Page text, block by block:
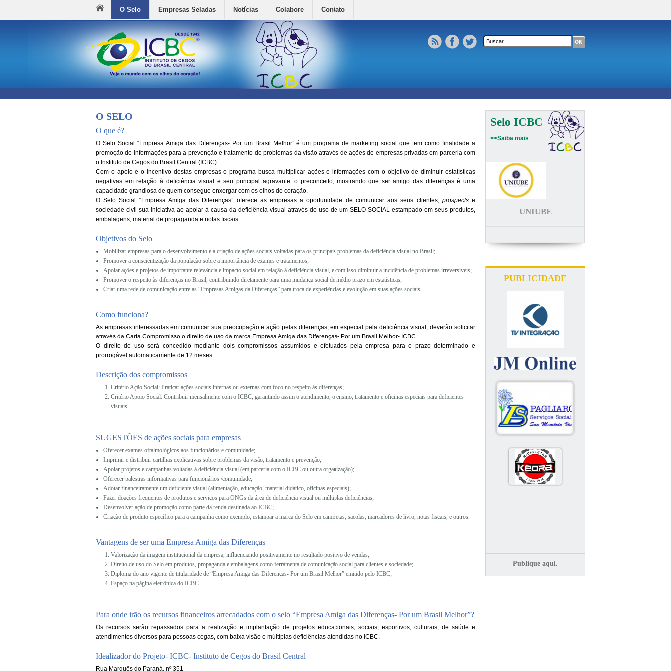
O Selo Empresas Seladas Notícias Colabore Contato
Formulário de busca
O SELO
O que é?
O Selo Social “Empresa Amiga das Diferenças- Por um Brasil Melhor” é um programa de marketing social que tem como finalidade a
promoção de informações para a prevenção e tratamento de problemas da visão através de ações de empresas privadas em parceria com
o Instituto de Cegos do Brasil Central (ICBC).
Com o apoio e o incentivo destas empresas o programa busca multiplicar ações e informações com o objetivo de diminuir estatísticas
negativas em relação à deficiência visual e seu principal agravante: o preconceito, mostrando que ser amigo das diferenças é uma
capacidade grandiosa de quem consegue enxergar com os olhos do coração.
O Selo Social “Empresa Amiga das Diferenças” oferece as empresas a oportunidade de comunicar aos seus clientes, prospectse
sociedade civil sua iniciativa ao apoiar à causa da deficiência visual através do uso de um SELO SOCIAL estampado em seus produtos,
embalagens, material de propaganda e notas fiscais.
Objetivos do Selo
Mobilizar empresas para o desenvolvimento e a criação de ações sociais voltadas para os principais problemas da deficiência visual no Brasil;
Promover a conscientização da população sobre a importância de exames e tratamentos;
Apoiar ações e projetos de importante relevância e impacto social em relação à deficiência visual, e com isso diminuir a incidência de problemas irreversíveis;
Promover o respeito às diferenças no Brasil, contribuindo diretamente para uma mudança social de médio prazo em estatísticas;
Criar uma rede de comunicação entre as “Empresas Amigas da Diferenças” para troca de experiências e evolução em suas ações sociais.
Como funciona?
As empresas interessadas em comunicar sua preocupação e ação pelas diferenças, em especial pela deficiência visual, deverão solicitar
através da Carta Compromisso o direito de uso da marca Empresa Amiga das Diferenças- Por um Brasil Melhor- ICBC.
O direito de uso será concedido mediante dois compromissos assumidos e efetuados pela empresa para o prazo determinado e
prorrogável automaticamente de 12 meses.
Descrição dos compromissos
Critério Ação Social: Praticar ações sociais internas ou externas com foco no respeito às diferenças;
Critério Apoio Social: Contribuir mensalmente com o ICBC, garantindo assim o atendimento, o ensino, tratamento e oficinas especiais para deficientes
visuais.
SUGESTÕES de ações sociais para empresas
Oferecer exames oftalmológicos aos funcionários e comunidade;
Imprimir e distribuir cartilhas explicativas sobre problemas da visão, tratamento e prevenção;
Apoiar projetos e campanhas voltadas à deficiência visual (em parceria com o ICBC ou outra organização);
Oferecer palestras informativas para funcionários /comunidade;
Adotar financeiramente um deficiente visual (alimentação, educação, material didático, oficinas especiais);
Fazer doações frequentes de produtos e serviços para ONGs da área de deficiência visual ou múltiplas deficiências;
Desenvolver ação de promoção como parte da renda destinada ao ICBC;
Criação de produto específico para a campanha como exemplo, estampar a marca do Selo em camisetas, sacolas, marcadores de livro, notas fiscais, e outros.
Vantagens de ser uma Empresa Amiga das Diferenças
Valorização da imagem institucional da empresa, influenciando positivamente no resultado positivo de vendas;
Direito de uso do Selo em produtos, propaganda e embalagens como ferramenta de comunicação social para clientes e sociedade;
Diploma do ano vigente de titularidade de “Empresa Amiga das Diferenças- Por um Brasil Melhor” emitido pelo ICBC;
Espaço na página eletrônica do ICBC.
Para onde irão os recursos financeiros arrecadados com o selo “Empresa Amiga das Diferenças- Por um Brasil Melhor”?
Os recursos serão repassados para a realização e implantação de projetos educacionais, sociais, esportivos, culturais, de saúde e
atendimentos diversos para pessoas cegas, com baixa visão e múltiplas deficiências atendidas no ICBC.
Idealizador do Projeto- ICBC- Instituto de Cegos do Brasil Central
Rua Marquês do Paraná, nº 351
Selo ICBC
>>Saiba mais
UNIUBE
PUBLICIDADE
Publique aqui.